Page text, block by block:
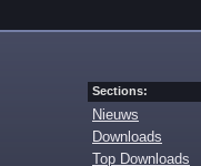
Sections:
Nieuws
Downloads
Top Downloads